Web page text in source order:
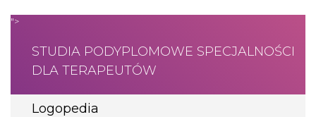
">
STUDIA PODYPLOMOWE SPECJALNOŚCI
DLA TERAPEUTÓW
Logopedia